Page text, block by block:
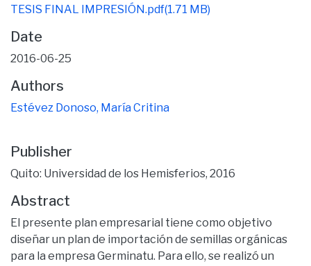
TESIS FINAL IMPRESIÓN.pdf(1.71 MB)
Date
2016-06-25
Authors
Estévez Donoso, María Critina
Publisher
Quito: Universidad de los Hemisferios, 2016
Abstract
El presente plan empresarial tiene como objetivo
diseñar un plan de importación de semillas orgánicas
para la empresa Germinatu. Para ello, se realizó un